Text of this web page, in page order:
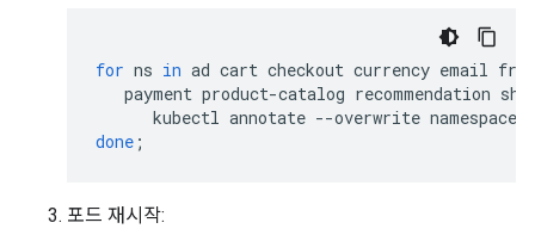
for ns in ad cart checkout currency email
payment product-catalog recommendation
kubectl annotate --overwrite namespace
done ;
포드 재시작: